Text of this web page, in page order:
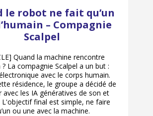
le robot ne fait qu’un
– Compagnie
Scalpel
Quand la machine rencontre
? La compagnie Scalpel a un but :
avec le corps humain.
résidence, le groupe a décidé de
avec les IA génératives de son et
L'objectif final est simple, ne faire
ou une avec la machine.